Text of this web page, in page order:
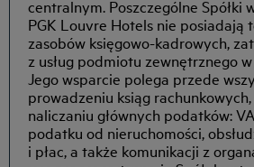
centralnym. Poszczególne Spółki
PGK Louvre Hotels nie posiadają
zasobów księgowo-kadrowych,
z usług podmiotu zewnętrznego
Jego wsparcie polega przede
prowadzeniu ksiąg
naliczaniu głównych podatków:
podatku od nieruchomości,
i płac, a także komunikacji z